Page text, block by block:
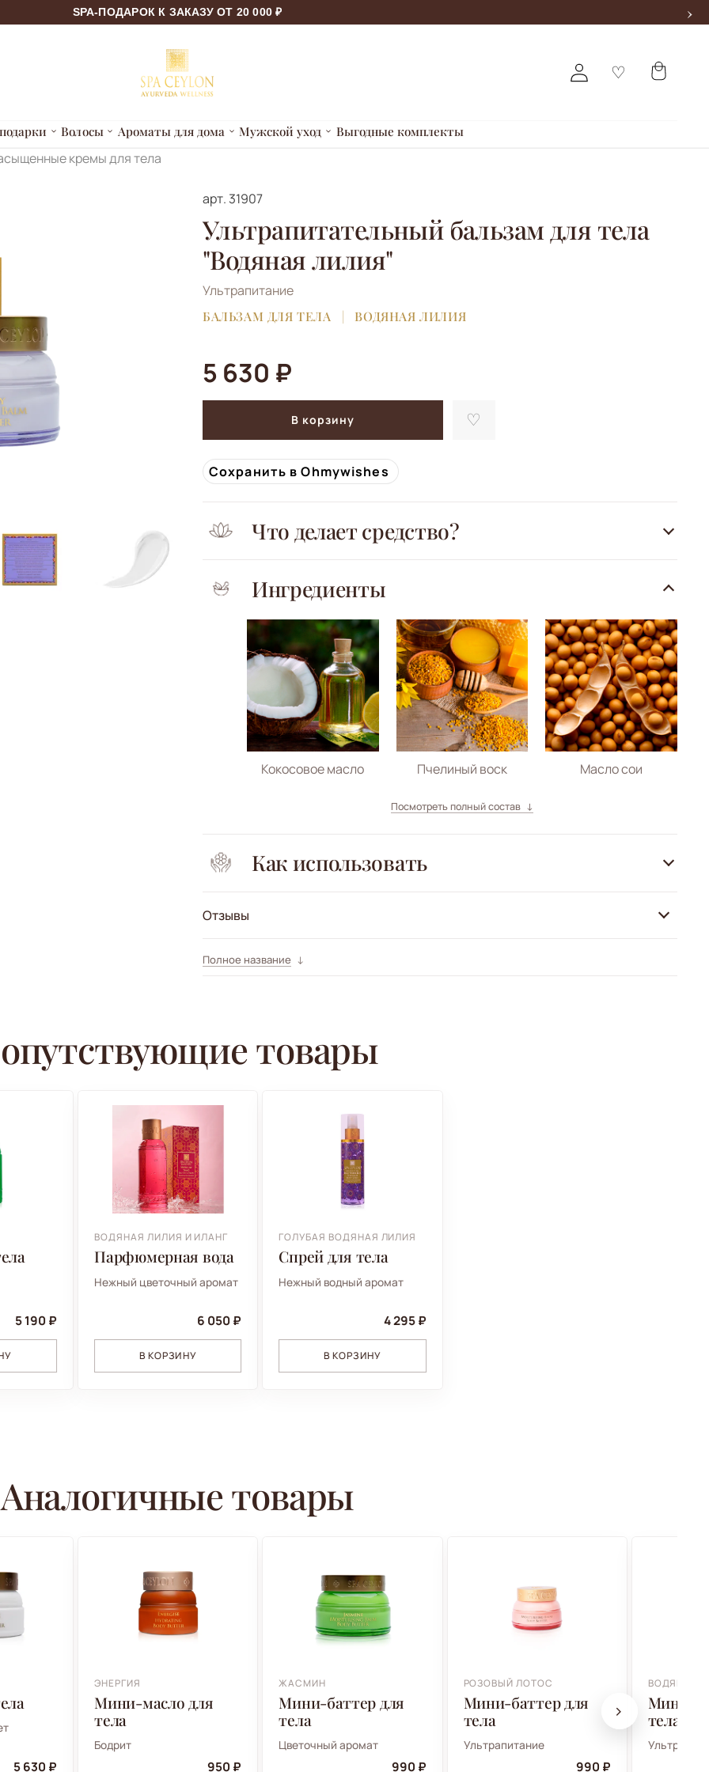
SPA-ПОДАРОК К ЗАКАЗУ ОТ 20 000 ₽ ›
Волосы Ароматы для дома Мужской уход Выгодные комплекты
кремы для тела
арт. 31907
Ультрапитательный бальзам для тела
"Водяная лилия"
5 630 ₽
В корзину
Сохранить в Ohmywishes
Ультрапитание
БАЛЬЗАМ ДЛЯ ТЕЛА ВОДЯНАЯ ЛИЛИЯ
Что делает средство?
Ингредиенты
Кокосовое масло Пчелиный воск Масло сои
Посмотреть полный состав
Как использовать
Отзывы
Полное название
товары
5 190 ₽
ВОДЯНАЯ ЛИЛИЯ И ИЛАНГ
Парфюмерная вода
Нежный цветочный аромат
6 050 ₽
В КОРЗИНУ
ГОЛУБАЯ ВОДЯНАЯ ЛИЛИЯ
Спрей для тела
Нежный водный аромат
4 295 ₽
В КОРЗИНУ
Аналогичные товары
5 630 ₽
ЭНЕРГИЯ
Мини-масло для
тела
Бодрит
950 ₽
ЖАСМИН
Мини-баттер для
тела
Цветочный аромат
990 ₽
РОЗОВЫЙ ЛОТОС
Мини-баттер для
тела
Ультрапитание
990 ₽
ВОДЯНАЯ
Мини-
тела